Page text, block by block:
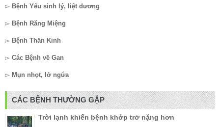
▻ Bệnh Yếu sinh lý, liệt dương
▻ Bệnh Răng Miệng
▻ Bệnh Thần Kinh
▻ Các Bệnh về Gan
▻ Mụn nhọt, lở ngứa
CÁC BỆNH THƯỜNG GẶP
Trời lạnh khiến bệnh khớp trở nặng hơn